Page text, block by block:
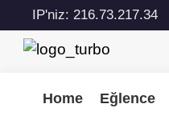
IP'niz: 216.73.217.34
Home Eğlence